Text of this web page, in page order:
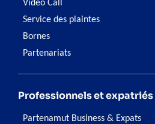
Video Call
Service des plaintes
Bornes
Partenariats
Professionnels et expatriés
Partenamut Business & Expats